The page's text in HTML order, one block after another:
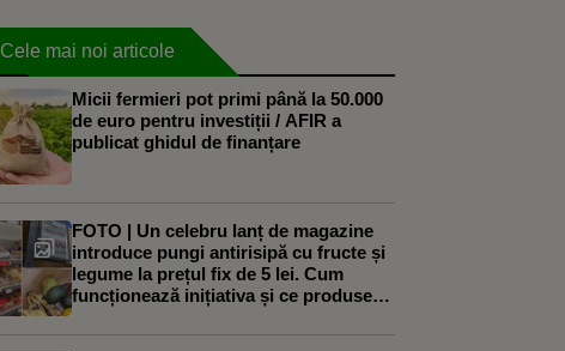
Cele mai noi articole
Micii fermieri pot primi până la 50.000
de euro pentru investiții / AFIR a
publicat ghidul de finanțare
FOTO | Un celebru lanț de magazine
introduce pungi antirisipă cu fructe și
legume la prețul fix de 5 lei. Cum
funcționează inițiativa și ce produse